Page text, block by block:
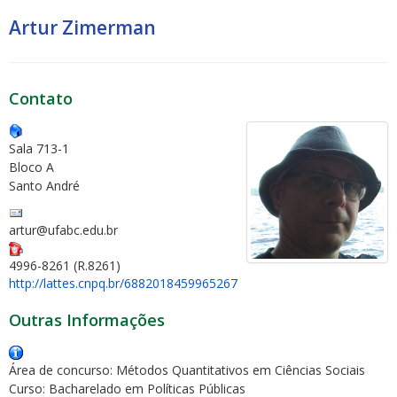
Artur Zimerman
Contato
Sala 713-1
Bloco A
Santo André
artur@ufabc.edu.br
4996-8261 (R.8261)
http://lattes.cnpq.br/6882018459965267
Outras Informações
Área de concurso: Métodos Quantitativos em Ciências Sociais
Curso: Bacharelado em Políticas Públicas